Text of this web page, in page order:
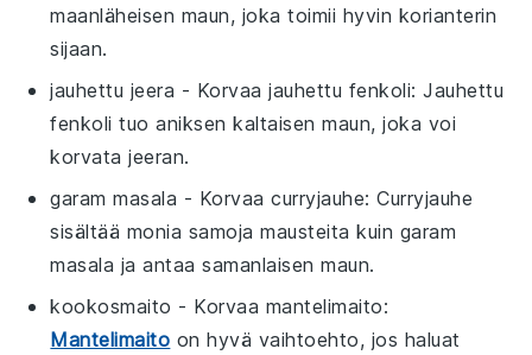
maanläheisen maun, joka toimii hyvin korianterin
sijaan.
jauhettu jeera - Korvaajauhettu fenkoli: Jauhettu
fenkoli tuo aniksen kaltaisen maun, joka voi
korvata jeeran.
garam masala - Korvaacurryjauhe: Curryjauhe
sisältää monia samoja mausteita kuin garam
masala ja antaa samanlaisen maun.
kookosmaito - Korvaa mantelimaito:
Mantelimaito on hyvä vaihtoehto, jos haluat